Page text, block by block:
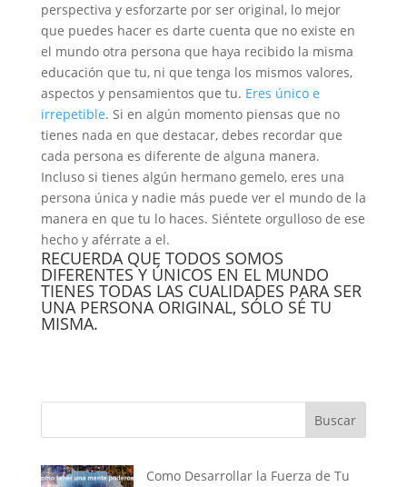
perspectiva y esforzarte por ser original, lo mejor
que puedes hacer es darte cuenta que no existe en
el mundo otra persona que haya recibido la misma
educación que tu, ni que tenga los mismos valores,
aspectos y pensamientos que tu. Eres único e
irrepetible. Si en algún momento piensas que no
tienes nada en que destacar, debes recordar que
cada persona es diferente de alguna manera.
Incluso si tienes algún hermano gemelo, eres una
persona única y nadie más puede ver el mundo de la
manera en que tu lo haces. Siéntete orgulloso de ese
hecho y aférrate a el.
RECUERDA QUE TODOS SOMOS
DIFERENTES Y ÚNICOS EN EL MUNDO
TIENES TODAS LAS CUALIDADES PARA SER
UNA PERSONA ORIGINAL, SÓLO SÉ TU
MISMA.
Buscar
Como Desarrollar la Fuerza de Tu